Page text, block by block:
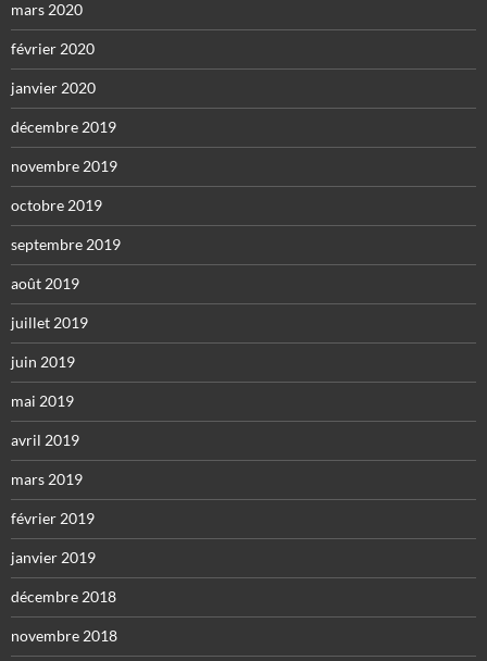
mars 2020
février 2020
janvier 2020
décembre 2019
novembre 2019
octobre 2019
septembre 2019
août 2019
juillet 2019
juin 2019
mai 2019
avril 2019
mars 2019
février 2019
janvier 2019
décembre 2018
novembre 2018